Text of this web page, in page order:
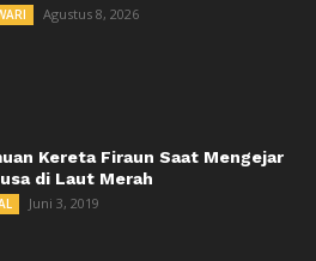
Agustus 8, 2026
Kereta Firaun Saat Mengejar
di Laut Merah
Juni 3, 2019